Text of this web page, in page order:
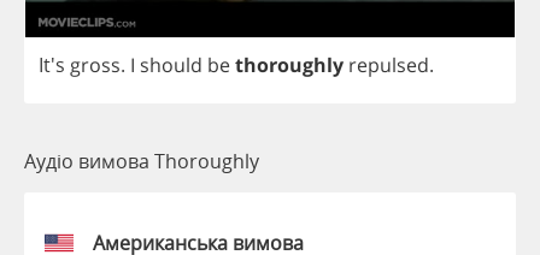
It's gross. I should bethoroughly repulsed.
Аудіо вимова Thoroughly
Американська вимова